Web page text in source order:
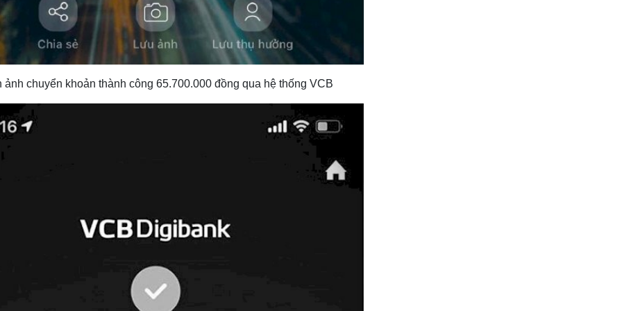
ảnh chuyển khoản thành công 65.700.000 đồng qua hệ thống VCB